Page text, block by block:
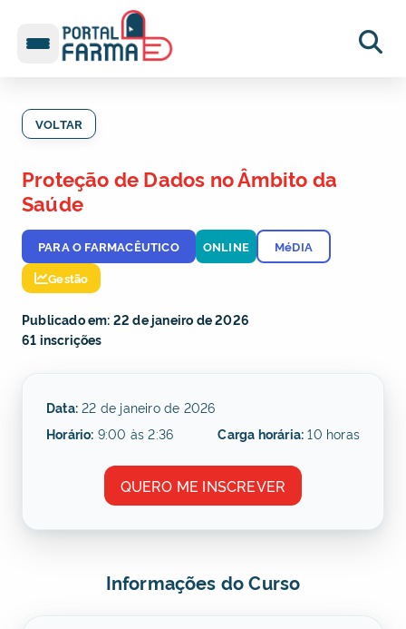
VOLTAR
Proteção de Dados no Âmbito da
Saúde
PARA O FARMACÊUTICO ONLINE
MéDIA
Gestão
Publicado em: 22 de janeiro de 2026
61 inscrições
Data: 22 de janeiro de 2026
Horário: 9:00 às 2:36 Carga horária: 10 horas
QUERO ME INSCREVER
Informações do Curso